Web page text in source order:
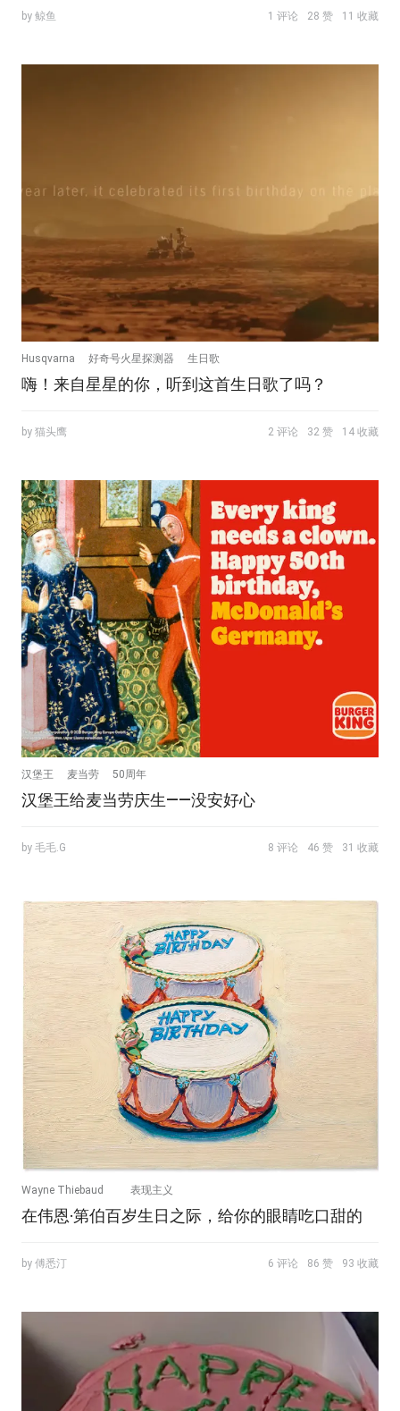
by 鲸鱼 1 评论 28 赞 11 收藏
Husqvarna 好奇号火星探测器 生日歌
嗨！来自星星的你，听到这首生日歌了吗？
by 猫头鹰 2 评论 32 赞 14 收藏
汉堡王 麦当劳 50周年
汉堡王给麦当劳庆生——没安好心
by 毛毛.G 8 评论 46 赞 31 收藏
Wayne Thiebaud 表现主义
在伟恩·第伯百岁生日之际，给你的眼睛吃口甜的
by 傅悉汀 6 评论 86 赞 93 收藏